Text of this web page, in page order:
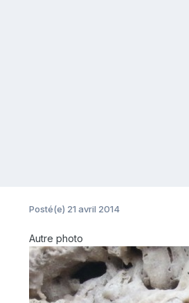
Posté(e) 21 avril 2014
Autre photo